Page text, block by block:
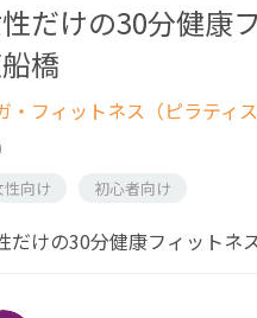
だけの30分健康
橋
・フィットネス（ピラティス
性向け 初心者向け
だけの30分健康フィットネ